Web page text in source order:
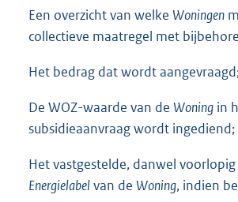
Een overzicht van welke Woningen
collectieve maatregel met
Het bedrag dat wordt
De WOZ-waarde van de Woning in
subsidieaanvraag wordt ingediend;
Het vastgestelde, danwel
Energielabelvan de Woning, indien